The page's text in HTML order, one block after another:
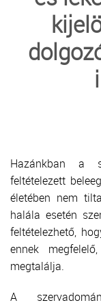
BLOOD
ORGAN
STEM CELL
Hazánkban a
feltételezett
életében nem
halála esetén
feltételezhető,
ennek
megtalálja.
A